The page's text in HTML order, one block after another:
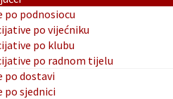
podnosiocu
po vijećniku
po klubu
po radnom tijelu
po dostavi
po sjednici